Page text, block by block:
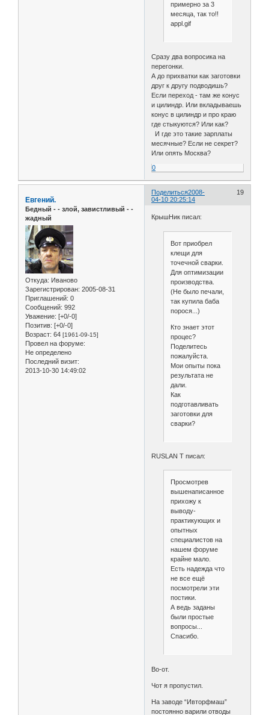
примерно за 3
месяца, так то!!
appl.gif
Сразу два вопросика на
перегонки.
А до прихватки как заготовки
друг к другу подводишь?
Если переход - там же конус
и цилиндр. Или вкладываешь
конус в цилиндр и про краю
где стыкуются? Или как?
И где это такие зарплаты
месячные? Если не секрет?
Или опять Москва?
0
Поделиться 19
2008-
04-10 20:25:14
Евгений.
Бедный - - злой, завистливый - -
жадный
Откуда: Иваново
Зарегистрирован: 2005-08-31
Приглашений: 0
Сообщений: 992
Уважение: [+0/-0]
Позитив: [+0/-0]
Возраст: 64 [1961-09-15]
Провел на форуме:
Не определено
Последний визит:
2013-10-30 14:49:02
КрышНик писал:
Вот приобрел
клещи для
точечной сварки.
Для оптимизации
производства.
(Не было печали,
так купила баба
порося...)
Кто знает этот
процес?
Поделитесь
пожалуйста.
Мои опыты пока
результата не
дали.
Как
подготавливать
заготовки для
сварки?
RUSLAN T писал:
Просмотрев
вышенаписанное
прихожу к
выводу-
практикующих и
опытных
специалистов на
нашем форуме
крайне мало.
Есть надежда что
не все ещё
посмотрели эти
постики.
А ведь заданы
были простые
вопросы...
Спасибо.
Во-от.
Чот я пропустил.
На заводе “Ивторфмаш”
постоянно варили отводы